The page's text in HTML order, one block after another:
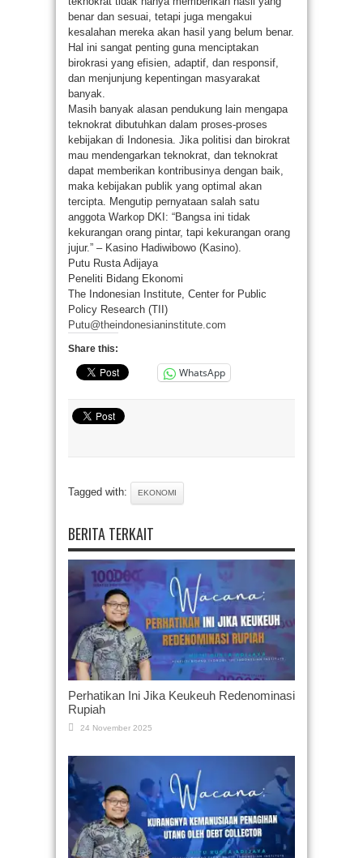
benar dan sesuai, tetapi juga mengakui
kesalahan mereka akan hasil yang belum benar.
Hal ini sangat penting guna menciptakan
birokrasi yang efisien, adaptif, dan responsif,
dan menjunjung kepentingan masyarakat
banyak.
Masih banyak alasan pendukung lain mengapa
teknokrat dibutuhkan dalam proses-proses
kebijakan di Indonesia. Jika politisi dan birokrat
mau mendengarkan teknokrat, dan teknokrat
dapat memberikan kontribusinya dengan baik,
maka kebijakan publik yang optimal akan
tercipta. Mengutip pernyataan salah satu
anggota Warkop DKI: “Bangsa ini tidak
kekurangan orang pintar, tapi kekurangan orang
jujur.” – Kasino Hadiwibowo (Kasino).
Putu Rusta Adijaya
Peneliti Bidang Ekonomi
The Indonesian Institute, Center for Public
Policy Research (TII)
Putu@theindonesianinstitute.com
Share this:
WhatsApp
Tagged with: EKONOMI
BERITA TERKAIT
Perhatikan Ini Jika Keukeuh Redenominasi
Rupiah
24 November 2025